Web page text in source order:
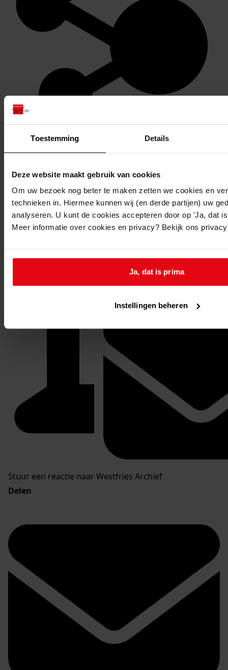
Toestemming Details
Deze website maakt gebruik van cookies
Om uw bezoek nog beter te maken zetten we cookies en
technieken in. Hiermee kunnen wij (en derde partijen) uw
analyseren. U kunt de cookies accepteren door op 'Ja, dat
Meer informatie over cookies en privacy? Bekijk ons
Ja, dat is prima
Instellingen beheren
Stel een vraag of plaats een opmerking op de tijdlijn
Reageren
Stuur een reactie naar Westfries Archief
Delen